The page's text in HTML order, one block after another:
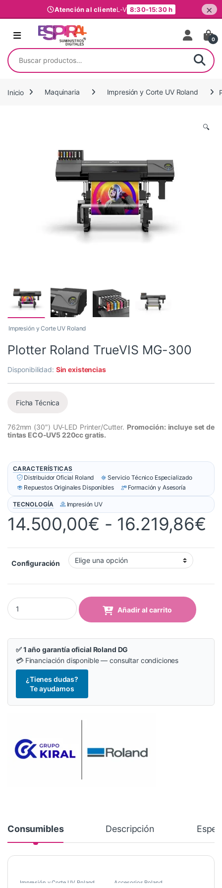
Atención al clienteL-V 8:30-15:30 h ×
Ir al contenido
0
Buscar por:
Inicio Maquinaria Impresión y Corte UV Roland
🔍
Impresión y Corte UV Roland
Plotter Roland TrueVIS MG-300
Disponibilidad: Sin existencias
Ficha Técnica
762mm (30″) UV-LED Printer/Cutter. Promoción: incluye set de
tintas ECO-UV5 220cc gratis.
CARACTERÍSTICAS
Distribuidor Oficial Roland
Servicio Técnico Especializado
Repuestos Originales Disponibles
Formación y Asesoría
TECNOLOGÍA Impresión UV
14.500,00€ - 16.219,86€
Configuración
Plotter Roland TrueVIS MG-300 quantity
Añadir al carrito
✅ 1 año garantía oficial Roland DG
💳 Financiación disponible — consultar condiciones
¿Tienes dudas?
Te ayudamos
Consumibles Descripción
Impresión y Corte UV Roland Accesorios Roland